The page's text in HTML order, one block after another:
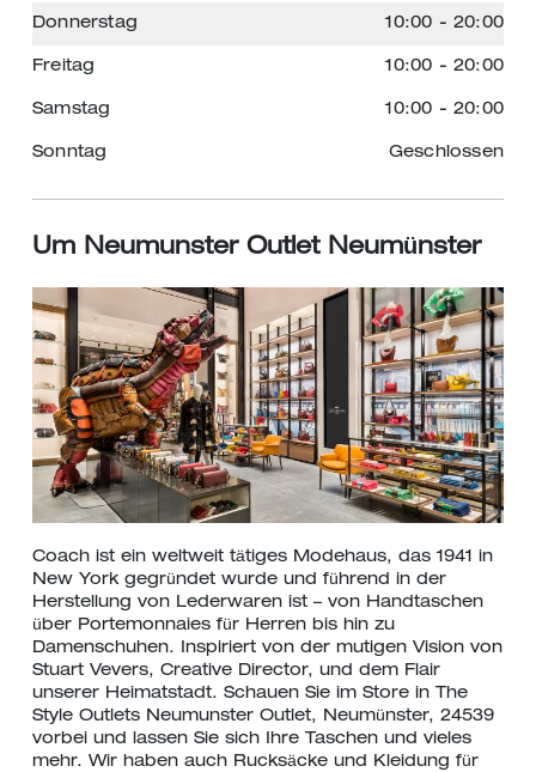
Donnerstag 10:00 - 20:00
Freitag 10:00 - 20:00
Samstag 10:00 - 20:00
Sonntag Geschlossen
Um Neumunster Outlet Neumünster
Coach ist ein weltweit tätiges Modehaus, das 1941 in
New York gegründet wurde und führend in der
Herstellung von Lederwaren ist – von Handtaschen
über Portemonnaies für Herren bis hin zu
Damenschuhen. Inspiriert von der mutigen Vision von
Stuart Vevers, Creative Director, und dem Flair
unserer Heimatstadt. Schauen Sie im Store in The
Style Outlets Neumunster Outlet, Neumünster, 24539
vorbei und lassen Sie sich Ihre Taschen und vieles
mehr. Wir haben auch Rucksäcke und Kleidung für